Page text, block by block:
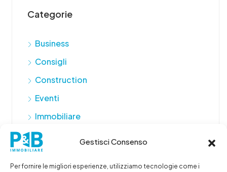
Gestisci Consenso
Per fornire le migliori esperienze, utilizziamo tecnologie come i
Categorie
Business
Consigli
Construction
Eventi
Immobiliare
Promo
Real Estate